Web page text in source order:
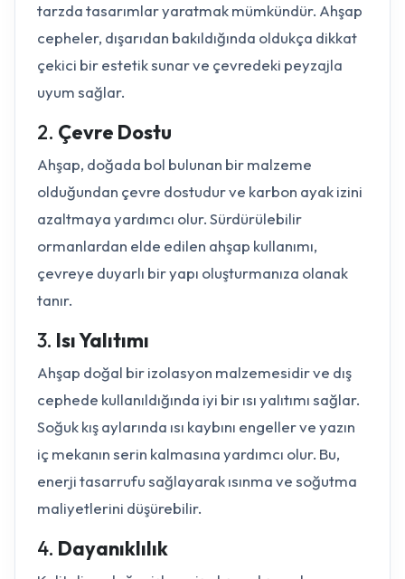
tarzda tasarımlar yaratmak mümkündür. Ahşap
cepheler, dışarıdan bakıldığında oldukça dikkat
çekici bir estetik sunar ve çevredeki peyzajla
uyum sağlar.
2. Çevre Dostu
Ahşap, doğada bol bulunan bir malzeme
olduğundan çevre dostudur ve karbon ayak izini
azaltmaya yardımcı olur. Sürdürülebilir
ormanlardan elde edilen ahşap kullanımı,
çevreye duyarlı bir yapı oluşturmanıza olanak
tanır.
3. Isı Yalıtımı
Ahşap doğal bir izolasyon malzemesidir ve dış
cephede kullanıldığında iyi bir ısı yalıtımı sağlar.
Soğuk kış aylarında ısı kaybını engeller ve yazın
iç mekanın serin kalmasına yardımcı olur. Bu,
enerji tasarrufu sağlayarak ısınma ve soğutma
maliyetlerini düşürebilir.
4. Dayanıklılık